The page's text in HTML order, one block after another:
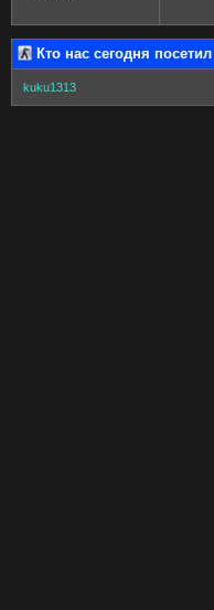
Кто нас сегодня посетил
kuku1313